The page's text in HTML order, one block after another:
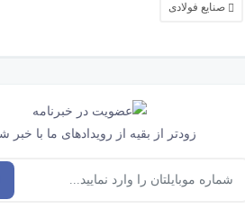
صنایع فولادی
زودتر از بقیه از رویدادهای ما با خبر